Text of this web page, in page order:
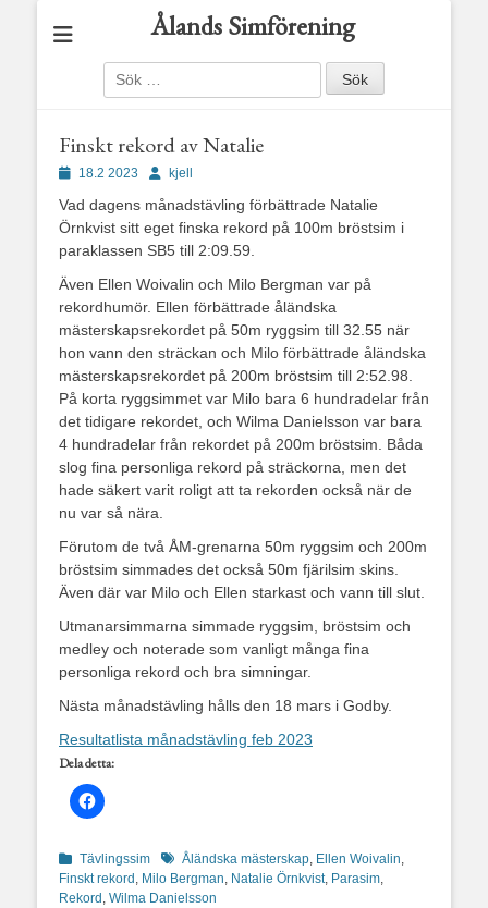
Ålands Simförening
Sök
efter:
Finskt rekord av Natalie
Publicerad
18.2 2023 Författare
kjell
Vad dagens månadstävling förbättrade Natalie
Örnkvist sitt eget finska rekord på 100m bröstsim i
paraklassen SB5 till 2:09.59.
Även Ellen Woivalin och Milo Bergman var på
rekordhumör. Ellen förbättrade åländska
mästerskapsrekordet på 50m ryggsim till 32.55 när
hon vann den sträckan och Milo förbättrade åländska
mästerskapsrekordet på 200m bröstsim till 2:52.98.
På korta ryggsimmet var Milo bara 6 hundradelar från
det tidigare rekordet, och Wilma Danielsson var bara
4 hundradelar från rekordet på 200m bröstsim. Båda
slog fina personliga rekord på sträckorna, men det
hade säkert varit roligt att ta rekorden också när de
nu var så nära.
Förutom de två ÅM-grenarna 50m ryggsim och 200m
bröstsim simmades det också 50m fjärilsim skins.
Även där var Milo och Ellen starkast och vann till slut.
Utmanarsimmarna simmade ryggsim, bröstsim och
medley och noterade som vanligt många fina
personliga rekord och bra simningar.
Nästa månadstävling hålls den 18 mars i Godby.
Resultatlista månadstävling feb 2023
Dela detta:
Kategorier
Tävlingssim Etiketter
Åländska mästerskap, Ellen Woivalin,
Finskt rekord , Milo Bergman, Natalie Örnkvist, Parasim,
Rekord , Wilma Danielsson